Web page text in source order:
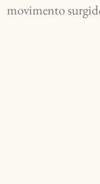
movimento